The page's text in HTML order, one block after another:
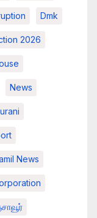
Dmk
2026
News
News